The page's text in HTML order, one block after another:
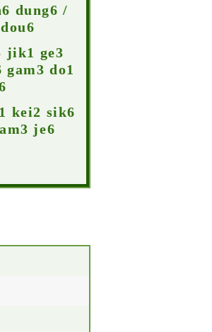
dung6 /
jik1 ge3
do1
kei2 sik6
je6